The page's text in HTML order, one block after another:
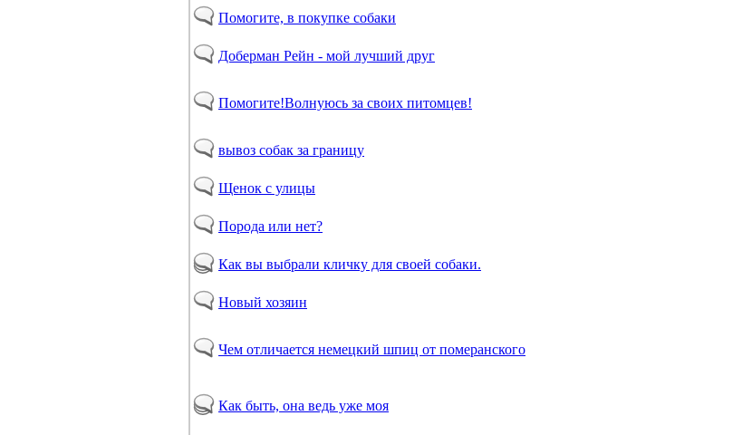
Помогите, в покупке собаки
Доберман Рейн - мой лучший друг
Помогите!Волнуюсь за своих питомцев!
вывоз собак за границу
Щенок с улицы
Порода или нет?
Как вы выбрали кличку для своей собаки.
Новый хозяин
Чем отличается немецкий шпиц от померанского
Как быть, она ведь уже моя